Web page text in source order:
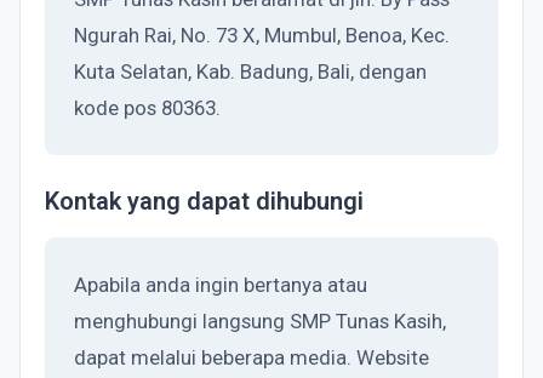
Ngurah Rai, No. 73 X, Mumbul, Benoa, Kec.
Kuta Selatan, Kab. Badung, Bali, dengan
kode pos 80363.
Kontak yang dapat dihubungi
Apabila anda ingin bertanya atau
menghubungi langsung SMP Tunas Kasih,
dapat melalui beberapa media. Website